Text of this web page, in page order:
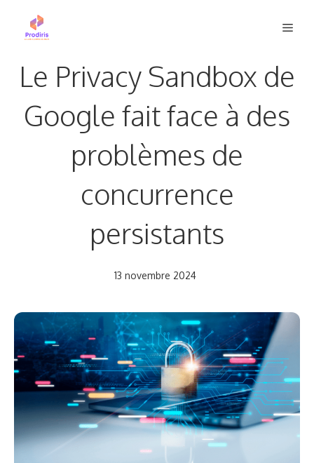
Le Privacy Sandbox de
Google fait face à des
problèmes de
concurrence
persistants
13 novembre 2024